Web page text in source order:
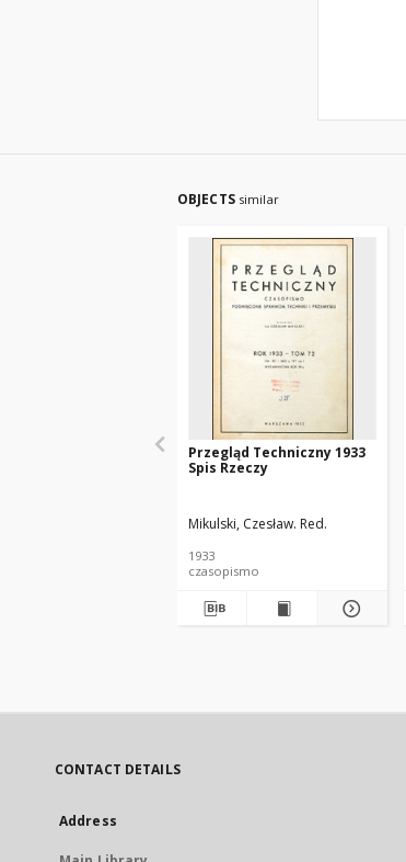
OBJECTS similar
Przegląd Techniczny 1933
Spis Rzeczy
Mikulski, Czesław. Red.
1933
czasopismo
CONTACT DETAILS
Address